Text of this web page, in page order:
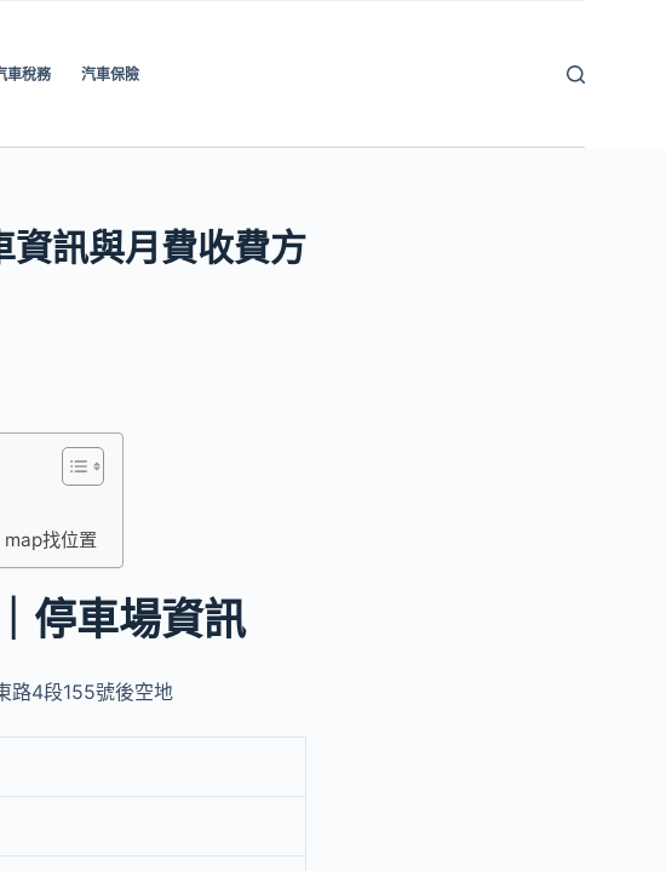
車稅務 汽車保險
資訊與月費收費方
找位置
停車場資訊
路4段155號後空地